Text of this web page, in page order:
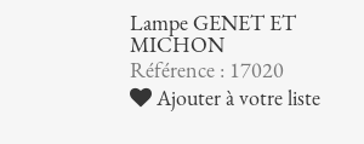
Lampe GENET ET
MICHON
Référence : 17020
Ajouter à votre liste